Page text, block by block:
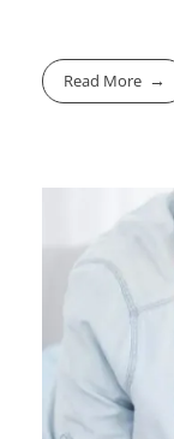
Read More